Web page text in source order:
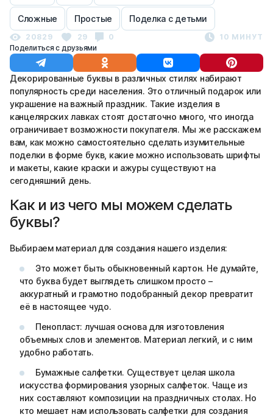
Сложные Простые Поделка с детьми
20829 29 0
10 МИНУТ
Поделиться с друзьями
Декорированные буквы в различных стилях набирают
популярность среди населения. Это отличный подарок или
украшение на важный праздник. Такие изделия в
канцелярских лавках стоят достаточно много, что иногда
ограничивает возможности покупателя. Мы же расскажем
вам, как можно самостоятельно сделать изумительные
поделки в форме букв, какие можно использовать шрифты
и макеты, какие краски и ажуры существуют на
сегодняшний день.
Как и из чего мы можем сделать
буквы?
Выбираем материал для создания нашего изделия:
Это может быть обыкновенный картон. Не думайте,
что буква будет выглядеть слишком просто –
аккуратный и грамотно подобранный декор превратит
её в настоящее чудо.
Пенопласт: лучшая основа для изготовления
объемных слов и элементов. Материал легкий, и с ним
удобно работать.
Бумажные салфетки. Существует целая школа
искусства формирования узорных салфеток. Чаще из
них составляют композиции на праздничных столах. Но
кто мешает нам использовать салфетки для создания